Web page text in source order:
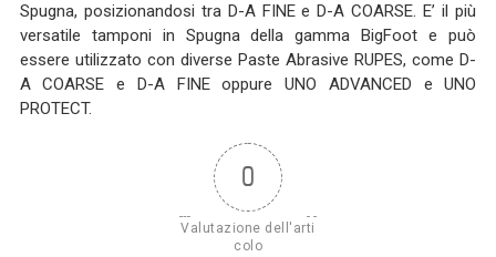
Spugna, posizionandosi tra D-A FINE e D-A COARSE. E’ il più
versatile tamponi in Spugna della gamma BigFoot e può
essere utilizzato con diverse Paste Abrasive RUPES, come D-
A COARSE e D-A FINE oppure UNO ADVANCED e UNO
PROTECT.
0
Valutazione dell'arti
colo